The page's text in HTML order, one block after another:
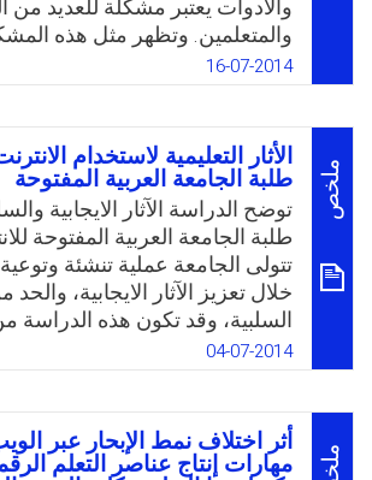
WhatsApp
Facebook
Twitter
Email
والأدوات يعتبر مشكلة للعديد من
والمتعلمين. وتظهر مثل هذه
في التوجه نحو تدريب المدربين
التكنولوجيا في التدريس. ومع
المدربين لإثراء تجربتهم الخاصة،
هذه التجربة مع البيئة الجديدة
المدربين ناجحا في استخدام
تحويل وتبديل الطريقة التي بها
المواد التعليمية.
WhatsApp
Facebook
Twitter
Email
16-07-2014
ملخص
الأثار التعليمية لاستخدام
طلبة الجامعة العربية المفتوحة
توضح الدراسة الآثار الايجابية
طلبة الجامعة العربية المفتوحة
تتولى الجامعة عملية تنشئة
خلال تعزيز الآثار الايجابية، والحد
السلبية، وقد تكون هذه الدراسة
الدراسات على مستوى التعليم
تناولت تلك الآثار التعليمية في
التعليمية التي تعتمد التعليم
إثراء المكتبة التربوية بنتائج
وأساسًا لانطلاق بحوث أخرى، وقد
04-07-2014
أثر اختلاف نمط الإبحار عبر
مهارات إنتاج عناصر التعلم